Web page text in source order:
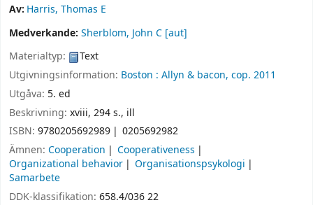
Av: Harris, Thomas E
Medverkande: Sherblom, John C [aut]
Materialtyp:
Text
Utgivningsinformation: Boston : Allyn & bacon, cop. 2011
Utgåva: 5. ed
Beskrivning: xviii, 294 s., ill
ISBN: 9780205692989
0205692982
Ämnen: Cooperation
Cooperativeness
Organizational behavior
Organisationspsykologi
Samarbete
DDK-klassifikation: 658.4/036 22